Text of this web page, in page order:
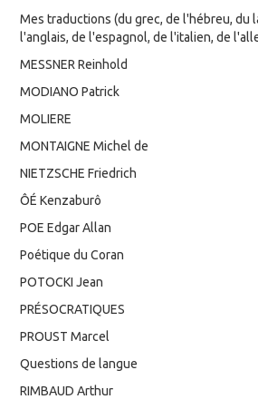
Mes traductions (du grec, de l'hébreu, du
l'anglais, de l'espagnol, de l'italien, de
MESSNER Reinhold
MODIANO Patrick
MOLIERE
MONTAIGNE Michel de
NIETZSCHE Friedrich
ÔÉ Kenzaburô
POE Edgar Allan
Poétique du Coran
POTOCKI Jean
PRÉSOCRATIQUES
PROUST Marcel
Questions de langue
RIMBAUD Arthur